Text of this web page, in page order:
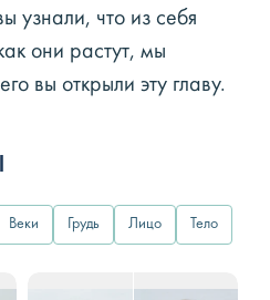
узнали, что из себя
они растут, мы
вы открыли эту главу.
Веки Грудь Лицо Тело